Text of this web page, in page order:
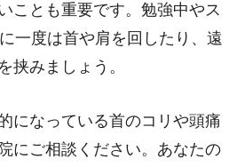
ことも重要です。勉強中やス
一度は首や肩を回したり、遠
挟みましょう。
になっている首のコリや頭痛
にご相談ください。あなたの